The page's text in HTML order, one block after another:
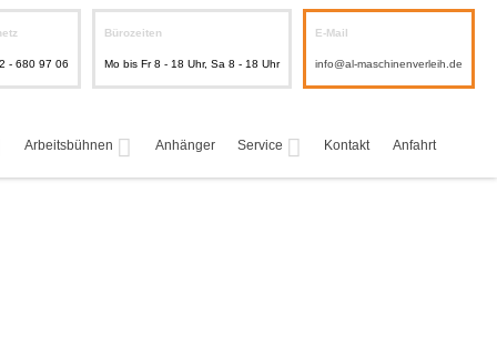
- 680 97 06
Bürozeiten
Mo bis Fr 8 - 18 Uhr, Sa 8 - 18 Uhr
E-Mail
info@al-maschinenverleih.de
Arbeitsbühnen Anhänger Service Kontakt Anfahrt